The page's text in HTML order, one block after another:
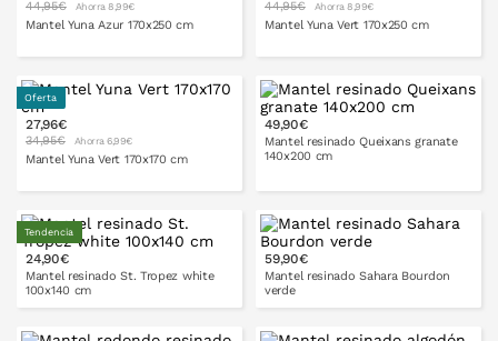
44,95€ Ahorra 8,99€
Mantel Yuna Azur 170x250 cm
PONLO EN LA CESTA
44,95€ Ahorra 8,99€
Mantel Yuna Vert 170x250 cm
PONLO EN LA CESTA
Oferta
27,96€
34,95€ Ahorra 6,99€
Mantel Yuna Vert 170x170 cm
PONLO EN LA CESTA
49,90€
Mantel resinado Queixans granate
140x200 cm
PONLO EN LA CESTA
Tendencia
24,90€
Mantel resinado St. Tropez white
100x140 cm
59,90€
Mantel resinado Sahara Bourdon
verde
160x160
160x250
cm